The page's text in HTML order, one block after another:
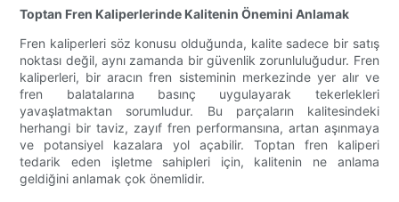
Toptan Fren Kaliperlerinde Kalitenin Önemini Anlamak
Fren kaliperleri söz konusu olduğunda, kalite sadece bir satış
noktası değil, aynı zamanda bir güvenlik zorunluluğudur. Fren
kaliperleri, bir aracın fren sisteminin merkezinde yer alır ve
fren balatalarına basınç uygulayarak tekerlekleri
yavaşlatmaktan sorumludur. Bu parçaların kalitesindeki
herhangi bir taviz, zayıf fren performansına, artan aşınmaya
ve potansiyel kazalara yol açabilir. Toptan fren kaliperi
tedarik eden işletme sahipleri için, kalitenin ne anlama
geldiğini anlamak çok önemlidir.